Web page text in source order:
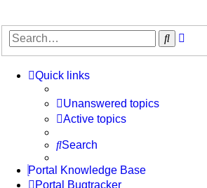
Search
Quick links
Unanswered topics
Active topics
Search
Portal Knowledge Base
Portal Bugtracker